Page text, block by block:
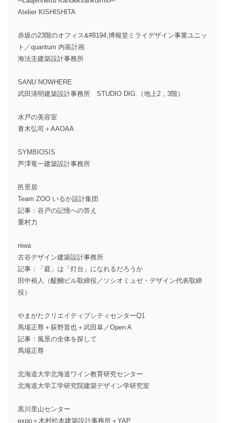
Atelier KISHISHITA
赤坂の23階のオフィス&#8194;博報堂ミライデザイン事業ユニッ
ト／quantum 内装計画
海法圭建築設計事務所
SANU NOWHERE
武田清明建築設計事務所 STUDIO DIG.（地上2，3階）
水戸の美容室
青木弘司＋AAOAA
SYMBIOSIS
芦澤竜一建築設計事務所
邑景居
Team ZOO いるか設計集団
記事：谷戸の記憶への答え
重村力
niwa
古谷デザイン建築設計事務所
記事：「庭」は「灯台」になれるだろうか
田中裕人（醍醐ビル取締役／ソシオミュゼ・デザイン代表取締
役）
やまがたクリエイティブシティセンターQ1
馬場正尊＋荻野晋也＋武田皐／Open A
記事：風景の全体を探して
馬場正尊
北海道大学北海道ワイン教育研究センター
北海道大学工学研究院建築デザイン学研究室
黒川里山センター
expo＋木村松本建築設計事務所＋YAP